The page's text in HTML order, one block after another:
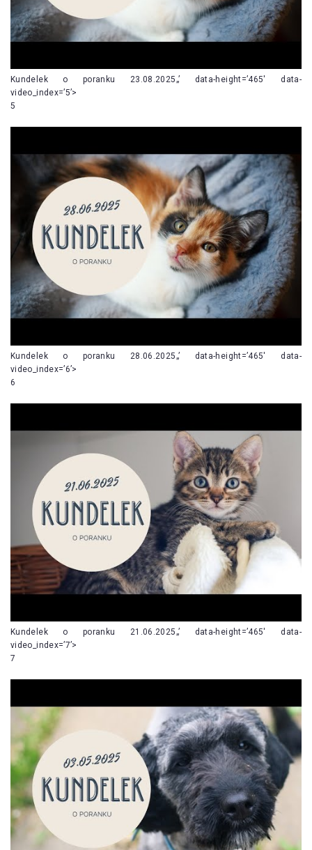
Kundelek o poranku 23.08.2025„’ data-height=’465′ data-
video_index=’5’>
5
Kundelek o poranku 28.06.2025„’ data-height=’465′ data-
video_index=’6’>
6
Kundelek o poranku 21.06.2025„’ data-height=’465′ data-
video_index=’7’>
7